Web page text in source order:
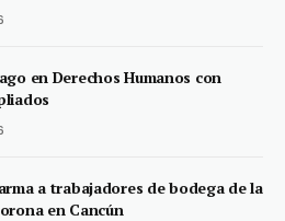
en Derechos Humanos con
a trabajadores de bodega de la
en Cancún